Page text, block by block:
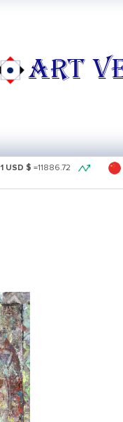
ART
1 USD $ =11886.72